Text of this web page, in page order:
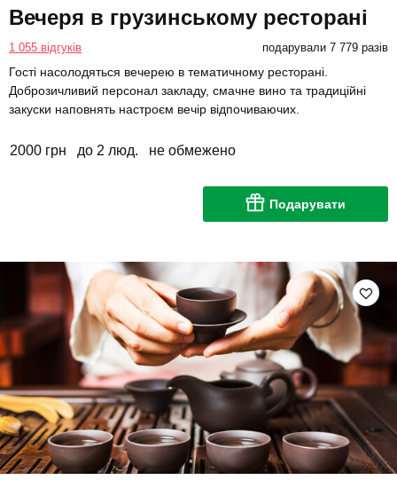
Вечеря в грузинському ресторані
1 055 відгуків подарували 7 779 разів
Гості насолодяться вечерею в тематичному ресторані.
Доброзичливий персонал закладу, смачне вино та традиційні
закуски наповнять настроєм вечір відпочиваючих.
2000 грн до 2 люд. не обмежено
Подарувати